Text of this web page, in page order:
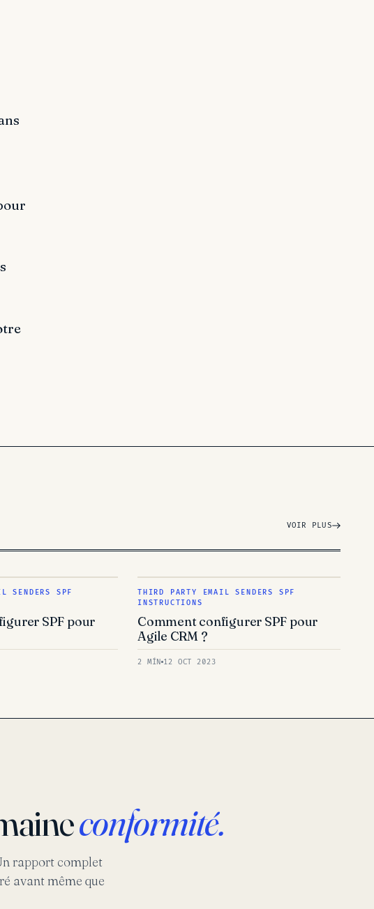
VOIR PLUS
SENDERS SPF
SPF pour
THIRD PARTY EMAIL SENDERS SPF
INSTRUCTIONS
Comment configurer SPF pour
Agile CRM ?
2 MÍN 12 OCT 2023
conformité.
rapport complet
avant même que